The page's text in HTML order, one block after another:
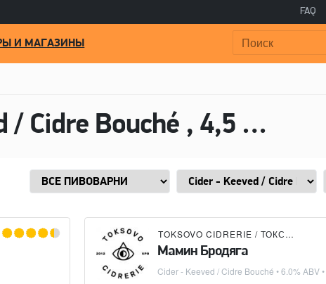
FAQ
Поиск:
И МАГАЗИНЫ
/ Cidre Bouché , 4,5 ABV
TOKSOVO CIDRERIE / ТОКСОВСКАЯ СИДРЕРИЯ
Мамин Бродяга
Cider - Keeved / Cidre Bouché • 6.0% ABV •